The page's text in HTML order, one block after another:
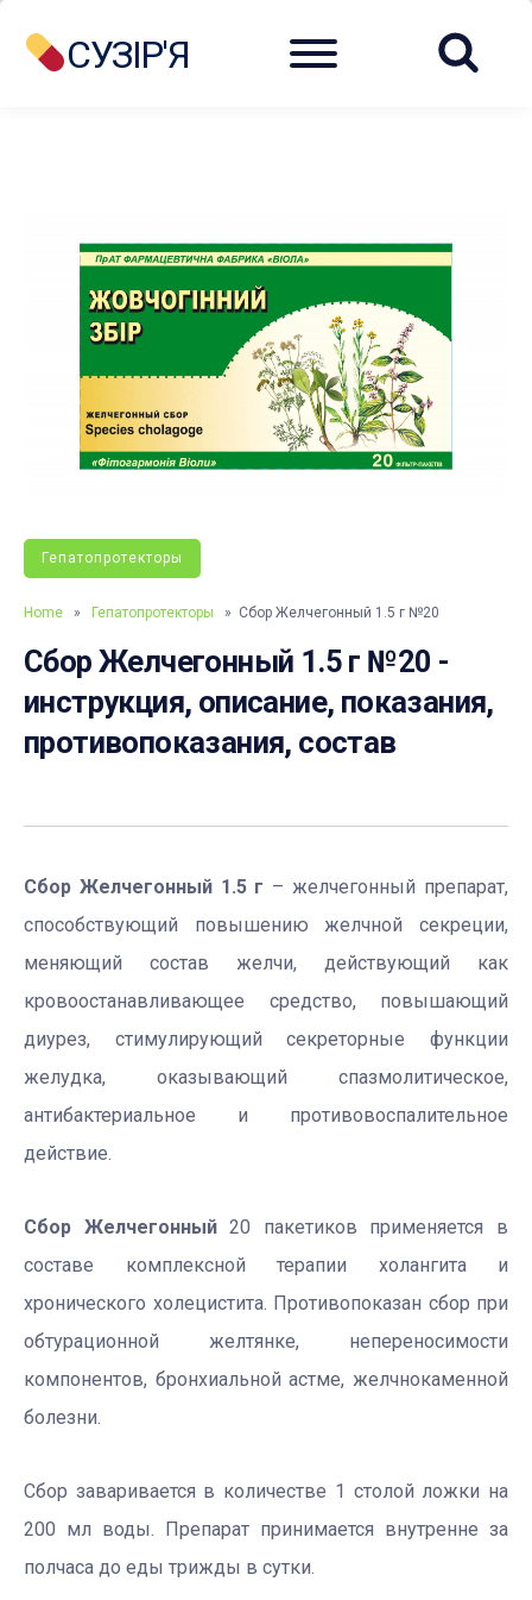
СУЗІР'Я Menu
Гепатопротекторы
Home » Гепатопротекторы » Сбор Желчегонный 1.5 г №20
Сбор Желчегонный 1.5 г №20 -
инструкция, описание, показания,
противопоказания, состав
Сбор Желчегонный 1.5 г – желчегонный препарат,
способствующий повышению желчной секреции,
меняющий состав желчи, действующий как
кровоостанавливающее средство, повышающий
диурез, стимулирующий секреторные функции
желудка, оказывающий спазмолитическое,
антибактериальное и противовоспалительное
действие.
Сбор Желчегонный20 пакетиков применяется в
составе комплексной терапии холангита и
хронического холецистита. Противопоказан сбор при
обтурационной желтянке, непереносимости
компонентов, бронхиальной астме, желчнокаменной
болезни.
Сбор заваривается в количестве 1 столой ложки на
200 мл воды. Препарат принимается внутренне за
полчаса до еды трижды в сутки.